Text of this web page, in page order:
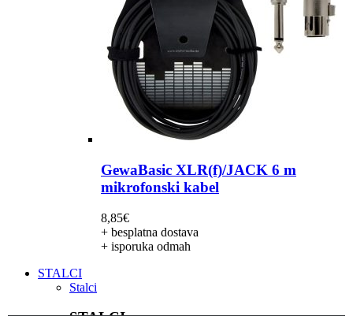
GewaBasic XLR(f)/JACK 6 m
mikrofonski kabel
8,85€
+ besplatna dostava
+ isporuka odmah
STALCI
Stalci